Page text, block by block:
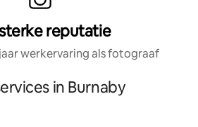
reputatie
werkervaring als fotograaf
in Burnaby